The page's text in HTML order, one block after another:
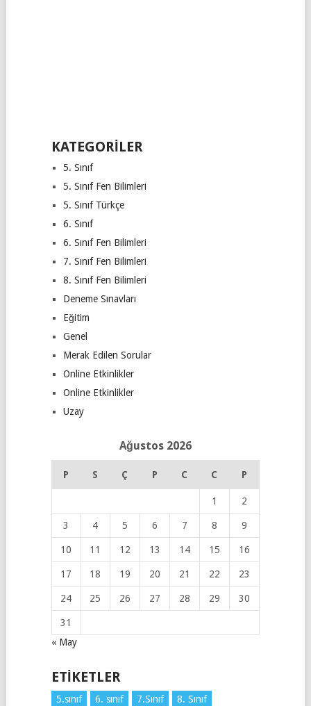
KATEGORILER
5. Sınıf
5. Sınıf Fen Bilimleri
5. Sınıf Türkçe
6. Sınıf
6. Sınıf Fen Bilimleri
7. Sınıf Fen Bilimleri
8. Sınıf Fen Bilimleri
Deneme Sınavları
Eğitim
Genel
Merak Edilen Sorular
Online Etkinlikler
Online Etkinlikler
Uzay
Ağustos 2026
P S Ç P C C P
1 2
3 4 5 6 7 8 9
10 11 12 13 14 15 16
17 18 19 20 21 22 23
24 25 26 27 28 29 30
31
« May
ETIKETLER
5.sınıf 6. sınıf 7.Sınıf
8. Sınıf